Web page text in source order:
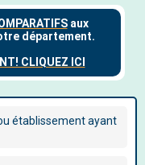
établissement ayant